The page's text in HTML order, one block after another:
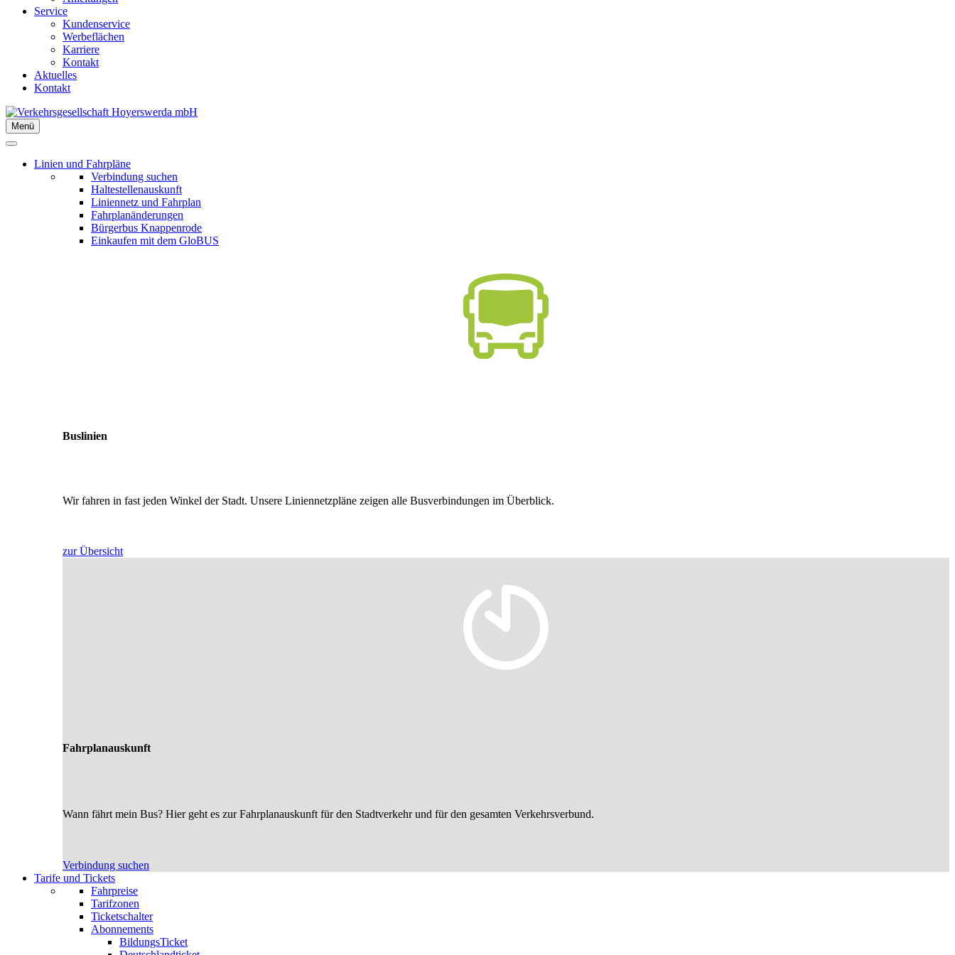
Service
Kundenservice
Werbeflächen
Karriere
Kontakt
Aktuelles
Kontakt
Menü
Linien und Fahrpläne
Verbindung suchen
Haltestellenauskunft
Liniennetz und Fahrplan
Fahrplanänderungen
Bürgerbus Knappenrode
Einkaufen mit dem GloBUS
Buslinien
Wir fahren in fast jeden Winkel der Stadt. Unsere Liniennetzpläne zeigen alle Busverbindungen im Überblick.
zur Übersicht
Fahrplanauskunft
Wann fährt mein Bus? Hier geht es zur Fahrplanauskunft für den Stadtverkehr und für den gesamten Verkehrsverbund.
Verbindung suchen
Tarife und Tickets
Fahrpreise
Tarifzonen
Ticketschalter
Abonnements
BildungsTicket